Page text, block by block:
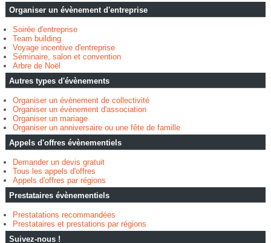
Organiser un évènement d'entreprise
Soirée d'entreprise
Team building
Voyage incentive d'entreprise
Séminaire, salon et convention
Arbre de Noël
Autres types d'évènements
Organiser un évènement de collectivité
Organiser un évènement d'association
Organiser un mariage
Organiser un anniversaire ou une fête de famille
Appels d'offres évènementiels
Demander un devis gratuit
Tous les appels d'offres
Appels d'offres par régions
Prestataires évènementiels
Prestatations recommandées
Prestataires et prestations par régions
Suivez-nous !